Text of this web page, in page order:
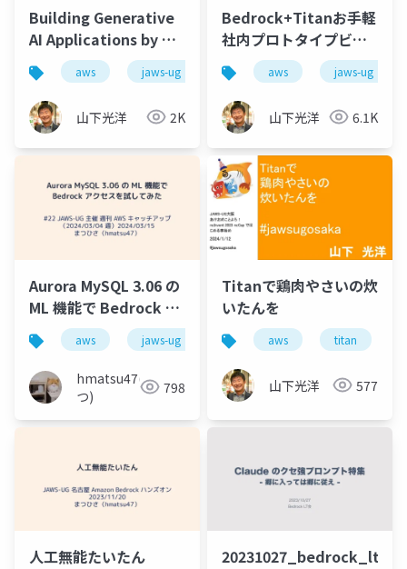
Building Generative
AI Applications by No
Code(Low Code)
aws jaws-ug
山下光洋 2K
Bedrock+Titanお手軽
社内プロトタイプビル
ディングaws jaws-ug
山下光洋 6.1K
Aurora MySQL 3.06 の
ML 機能で Bedrock ア
クセスを試してみた
aws jaws-ug aurora mysql
hmatsu47(ま
つ)
798
Titanで鶏肉やさいの炊
いたんを
aws titan
山下光洋 577
人工無能たいたん 20231027_bedrock_lt